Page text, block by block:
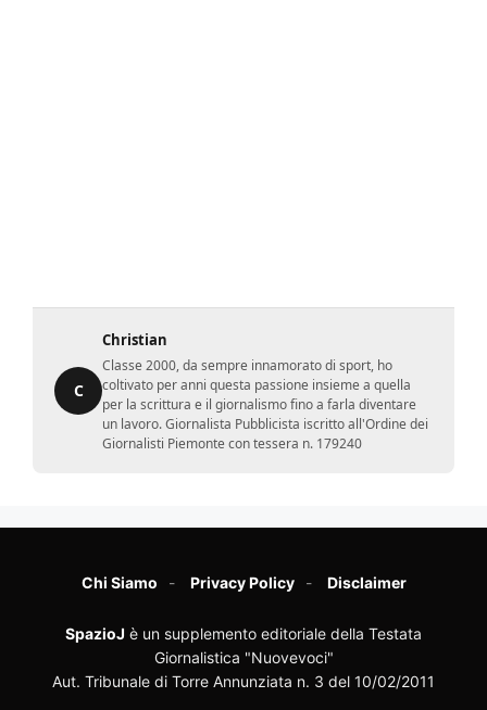
C
Christian
Classe 2000, da sempre innamorato di sport, ho
coltivato per anni questa passione insieme a quella
per la scrittura e il giornalismo fino a farla diventare
un lavoro. Giornalista Pubblicista iscritto all'Ordine dei
Giornalisti Piemonte con tessera n. 179240
Chi Siamo Privacy Policy Disclaimer
SpazioJ è un supplemento editoriale della Testata
Giornalistica "Nuovevoci"
Aut. Tribunale di Torre Annunziata n. 3 del 10/02/2011